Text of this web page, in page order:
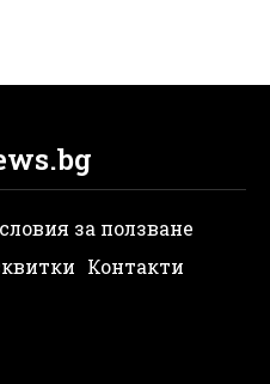
за ползване
Контакти